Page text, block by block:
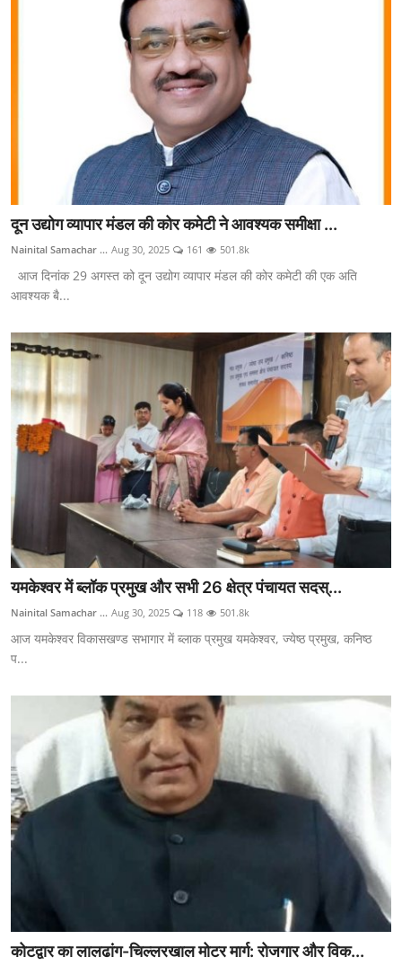
दून उद्योग व्यापार मंडल की कोर कमेटी ने आवश्यक समीक्षा ...
Nainital Samachar ... Aug 30, 2025 161 501.8k
आज दिनांक 29 अगस्त को दून उद्योग व्यापार मंडल की कोर कमेटी की एक अति
आवश्यक बै...
यमकेश्वर में ब्लॉक प्रमुख और सभी 26 क्षेत्र पंचायत सदस्...
Nainital Samachar ... Aug 30, 2025 118 501.8k
आज यमकेश्वर विकासखण्ड सभागार में ब्लाक प्रमुख यमकेश्वर, ज्येष्ठ प्रमुख, कनिष्ठ
प...
कोटद्वार का लालढांग-चिल्लरखाल मोटर मार्ग: रोजगार और विक...